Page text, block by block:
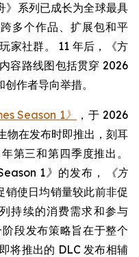
》系列已成长为全球最具
多个作品、扩展包和平
家社群。 11 年后，《方
容路线图包括贯穿 2026
作者导向举措。
Season 1》
，于 2026
物在发布时即推出，刻耳
第三和第四季度推出。
1》 的发布，
《方
销使日均销量较此前非促
持续的消费需求和参与
段发布策略旨在于整个
将推出的 DLC 发布相辅